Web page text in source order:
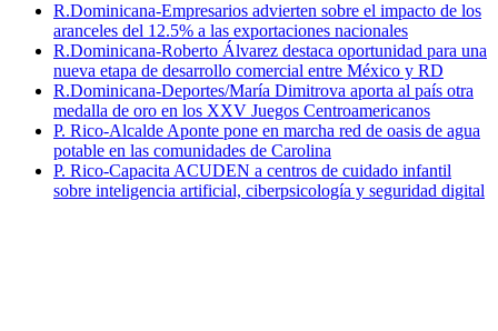
R.Dominicana-Empresarios advierten sobre el impacto de los
aranceles del 12.5% a las exportaciones nacionales
R.Dominicana-Roberto Álvarez destaca oportunidad para una
nueva etapa de desarrollo comercial entre México y RD
R.Dominicana-Deportes/María Dimitrova aporta al país otra
medalla de oro en los XXV Juegos Centroamericanos
P. Rico-Alcalde Aponte pone en marcha red de oasis de agua
potable en las comunidades de Carolina
P. Rico-Capacita ACUDEN a centros de cuidado infantil
sobre inteligencia artificial, ciberpsicología y seguridad digital